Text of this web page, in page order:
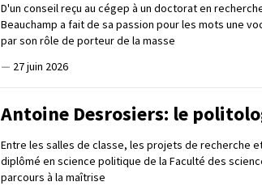
D'un conseil reçu au cégep à un doctorat en
Beauchamp a fait de sa passion pour les mots une
par son rôle de porteur de la masse
— 27 juin 2026
Antoine Desrosiers: le
Entre les salles de classe, les projets de recherche
diplômé en science politique de la Faculté des
parcours à la maîtrise